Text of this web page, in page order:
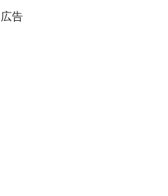
ローン金利「15％」突破！
広告